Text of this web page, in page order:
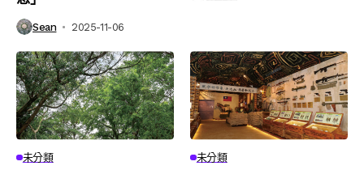
Sean 2025-11-06
未分類 未分類